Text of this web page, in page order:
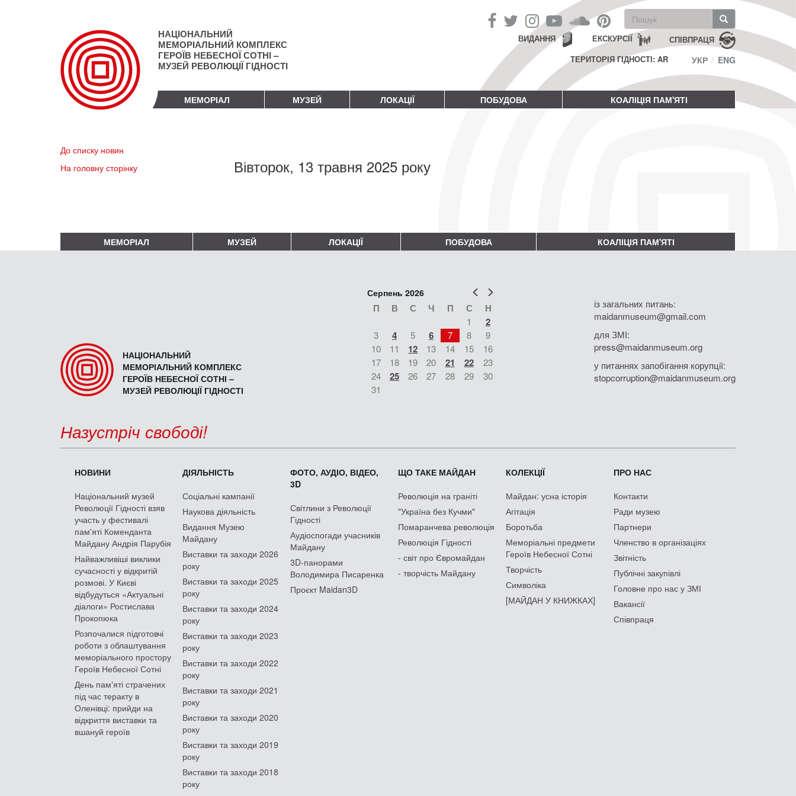
НАЦІОНАЛЬНИЙ
МЕМОРІАЛЬНИЙ КОМПЛЕКС
ГЕРОЇВ НЕБЕСНОЇ СОТНІ –
МУЗЕЙ РЕВОЛЮЦІЇ ГІДНОСТІ
Пошукова
форма
Пошук СПІВПРАЦЯ
ЕКСКУРСІЇ
ВИДАННЯ
ТЕРИТОРІЯ ГІДНОСТІ: AR
УКР ENG
МЕМОРІАЛ МУЗЕЙ ЛОКАЦІЇ ПОБУДОВА КОАЛІЦІЯ ПАМ'ЯТІ
До списку новин
На головну сторінку
Вівторок, 13 травня 2025 року
МЕМОРІАЛ МУЗЕЙ ЛОКАЦІЇ ПОБУДОВА КОАЛІЦІЯ ПАМ'ЯТІ
НАЦІОНАЛЬНИЙ
МЕМОРІАЛЬНИЙ КОМПЛЕКС
ГЕРОЇВ НЕБЕСНОЇ СОТНІ –
МУЗЕЙ РЕВОЛЮЦІЇ ГІДНОСТІ
Попер
Серпень 2026
П В С Ч П С Н
1 2
3 4 5 6 7 8
9
10
11 12 13 14 15
16
17
18 19 20 21 22
23
24
25 26 27 28 29
30
31
із загальних питань:
maidanmuseum@gmail.com
для ЗМІ:
press@maidanmuseum.org
у питаннях запобігання корупції:
stopcorruption@maidanmuseum.org
Назустріч свободі!
НОВИНИ
Національний музей
Революції Гідності взяв
участь у фестивалі
пам'яті Коменданта
Майдану Андрія Парубія
Найважливіші виклики
сучасності у відкритій
розмові. У Києві
відбудуться «Актуальні
діалоги» Ростислава
Прокопюка
Розпочалися підготовчі
роботи з облаштування
меморіального простору
Героїв Небесної Сотні
День памʼяті страчених
під час теракту в
Оленівці: прийди на
відкриття виставки та
вшануй героїв
ДІЯЛЬНІСТЬ
Соціальні кампанії
Наукова діяльність
Видання Музею
Майдану
Виставки та заходи 2026
року
Виставки та заходи 2025
року
Виставки та заходи 2024
року
Виставки та заходи 2023
року
Виставки та заходи 2022
року
Виставки та заходи 2021
року
Виставки та заходи 2020
року
Виставки та заходи 2019
року
Виставки та заходи 2018
року
ФОТО, АУДІО, ВІДЕО,
3D
Світлини з Революції
Гідності
Аудіоспогади учасників
Майдану
3D-панорами
Володимира Писаренка
Проєкт Maidan3D
ЩО ТАКЕ МАЙДАН
Революція на граніті
"Україна без Кучми"
Помаранчева революція
Революція Гідності
- світ про Євромайдан
- творчість Майдану
КОЛЕКЦІЇ
Майдан: усна історія
Агітація
Боротьба
Меморіальні предмети
Героїв Небесної Сотні
Творчість
Символіка
[МАЙДАН У КНИЖКАХ]
ПРО НАС
Контакти
Ради музею
Партнери
Членство в організаціях
Звітність
Публічні закупівлі
Головне про нас у ЗМІ
Вакансії
Співпраця